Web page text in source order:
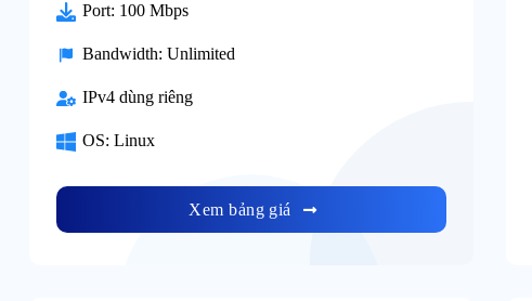
Port: 100 Mbps
Bandwidth: Unlimited
IPv4 dùng riêng
OS: Linux
Xem bảng giá